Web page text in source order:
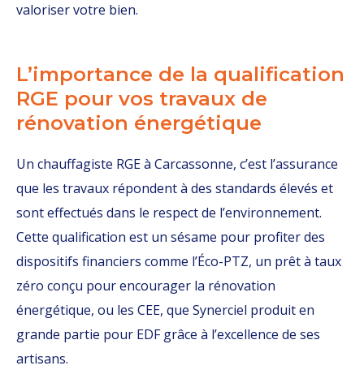
valoriser votre bien.
L’importance de la qualification
RGE pour vos travaux de
rénovation énergétique
Un chauffagiste RGE à Carcassonne, c’est l’assurance
que les travaux répondent à des standards élevés et
sont effectués dans le respect de l’environnement.
Cette qualification est un sésame pour profiter des
dispositifs financiers comme l’Éco-PTZ, un prêt à taux
zéro conçu pour encourager la rénovation
énergétique, ou les CEE, que Synerciel produit en
grande partie pour EDF grâce à l’excellence de ses
artisans.